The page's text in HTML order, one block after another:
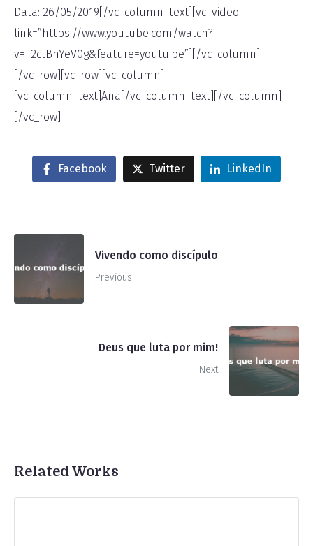
Data: 26/05/2019[/vc_column_text][vc_video
link=”https://www.youtube.com/watch?
v=F2ctBhYeV0g&feature=youtu.be”][/vc_column]
[/vc_row][vc_row][vc_column]
[vc_column_text]Ana[/vc_column_text][/vc_column]
[/vc_row]
Facebook Twitter LinkedIn
Vivendo como discípulo
Previous
Deus que luta por mim!
Next
Related Works